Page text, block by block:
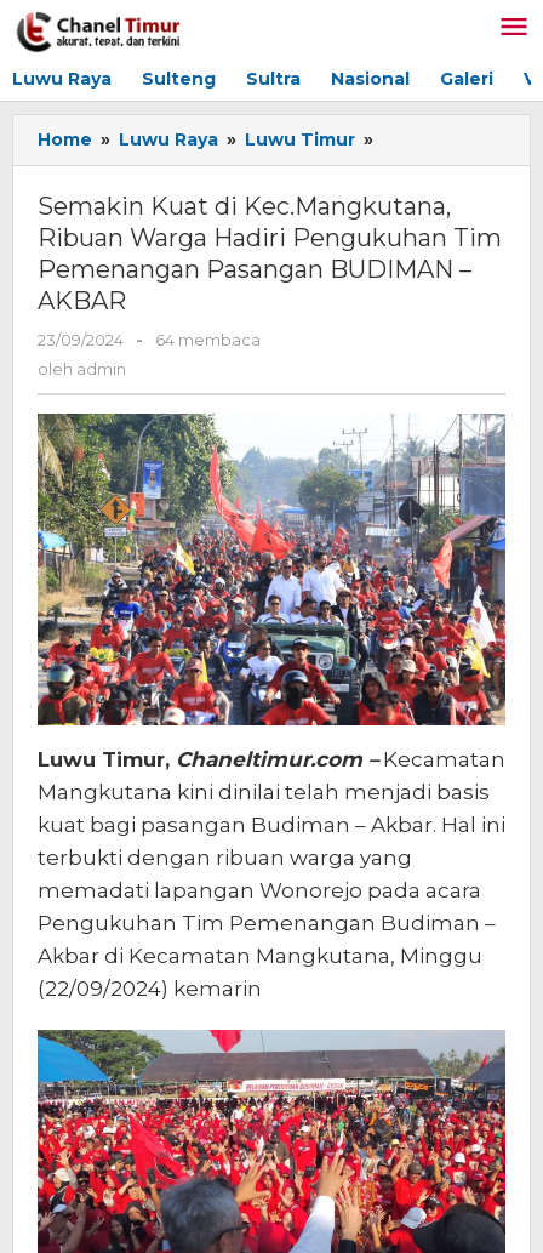
Lewati
ke
Luwu Raya Sulteng Sultra Nasional Galeri
Home » Luwu Raya » Luwu Timur »
Kuat
Kec.Mangkutana,
Ribuan
Warga
Pasangan
BUDIMAN
AKBAR
Semakin Kuat di Kec.Mangkutana,
Ribuan Warga Hadiri Pengukuhan Tim
Pemenangan Pasangan BUDIMAN –
AKBAR
23/09/2024
oleh
-
64 membaca
oleh admin
Luwu Timur, Chaneltimur.com –Kecamatan
Mangkutana kini dinilai telah menjadi basis
kuat bagi pasangan Budiman – Akbar. Hal ini
terbukti dengan ribuan warga yang
memadati lapangan Wonorejo pada acara
Pengukuhan Tim Pemenangan Budiman –
Akbar di Kecamatan Mangkutana, Minggu
(22/09/2024) kemarin